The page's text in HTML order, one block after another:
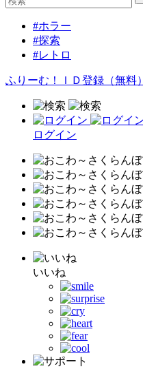
#ホラー
#探索
#レトロ
ふりーむ！ＩＤ登録（無料）
ログイン
いいね